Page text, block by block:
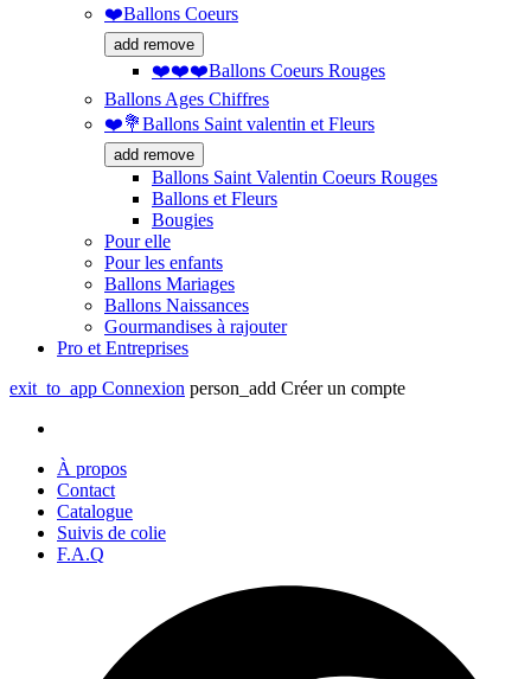
❤️Ballons Coeurs
add remove
❤️❤️❤️Ballons Coeurs Rouges
Ballons Ages Chiffres
❤️💐Ballons Saint valentin et Fleurs
add remove
Ballons Saint Valentin Coeurs Rouges
Ballons et Fleurs
Bougies
Pour elle
Pour les enfants
Ballons Mariages
Ballons Naissances
Gourmandises à rajouter
Pro et Entreprises
exit_to_app Connexion person_add Créer un compte
À propos
Contact
Catalogue
Suivis de colie
F.A.Q